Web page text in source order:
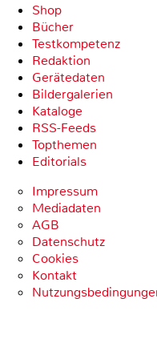
Shop
Bücher
Testkompetenz
Redaktion
Gerätedaten
Bildergalerien
Kataloge
RSS-Feeds
Topthemen
Editorials
Impressum
Mediadaten
AGB
Datenschutz
Cookies
Kontakt